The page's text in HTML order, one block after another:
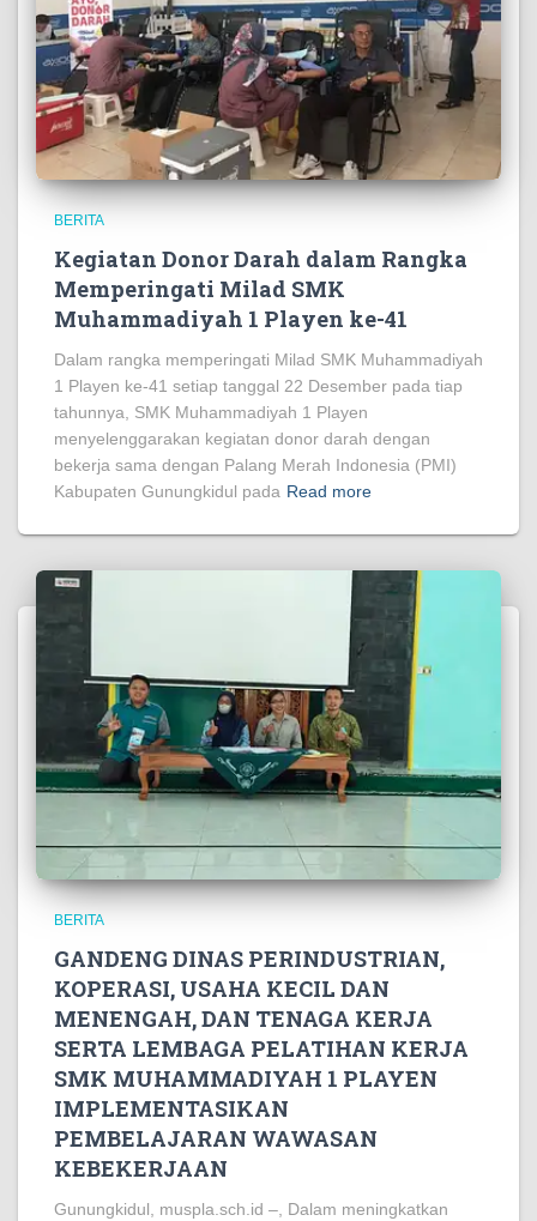
BERITA
Kegiatan Donor Darah dalam Rangka
Memperingati Milad SMK
Muhammadiyah 1 Playen ke-41
Dalam rangka memperingati Milad SMK Muhammadiyah
1 Playen ke-41 setiap tanggal 22 Desember pada tiap
tahunnya, SMK Muhammadiyah 1 Playen
menyelenggarakan kegiatan donor darah dengan
bekerja sama dengan Palang Merah Indonesia (PMI)
Kabupaten Gunungkidul pada Read more
BERITA
GANDENG DINAS PERINDUSTRIAN,
KOPERASI, USAHA KECIL DAN
MENENGAH, DAN TENAGA KERJA
SERTA LEMBAGA PELATIHAN KERJA
SMK MUHAMMADIYAH 1 PLAYEN
IMPLEMENTASIKAN
PEMBELAJARAN WAWASAN
KEBEKERJAAN
Gunungkidul, muspla.sch.id –, Dalam meningkatkan